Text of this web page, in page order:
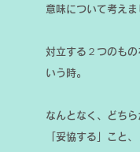
意味について考えま
対立する２つのも
いう時。
なんとなく、どち
「妥協する」こと